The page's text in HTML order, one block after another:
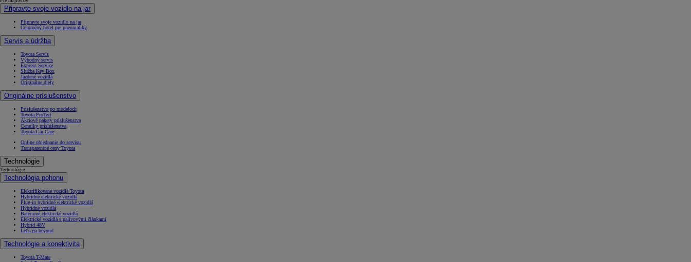
Nový Yaris Cross
HYBRID
Připravte svoje vozidlo na jar
Připravte svoje vozidlo na jar
Celoročný hotel pre pneumatiky
Servis a údržba
Toyota Servis
Výhodný servis
Express Service
Služba Key Box
Jazdené vozidlá
Originálne diely
Originálne príslušenstvo
Príslušenstvo po modeloch
Toyota ProTect
Akciové pakety príslušenstva
Cenníky príslušenstva
Toyota Car Care
Online objednanie do servisu
Transparentné ceny Toyota
Technológie
Technológie
Technológia pohonu
Elektrifikované vozidlá Toyota
Hybridné elektrické vozidlá
Plug-in hybridné elektrické vozidlá
Hybridné vozidlá
Batériové elektrické vozidlá
Elektrické vozidlá s palivovými článkami
Hybrid 48V
Let's go beyond
Technológie a konektivita
Toyota T-Mate